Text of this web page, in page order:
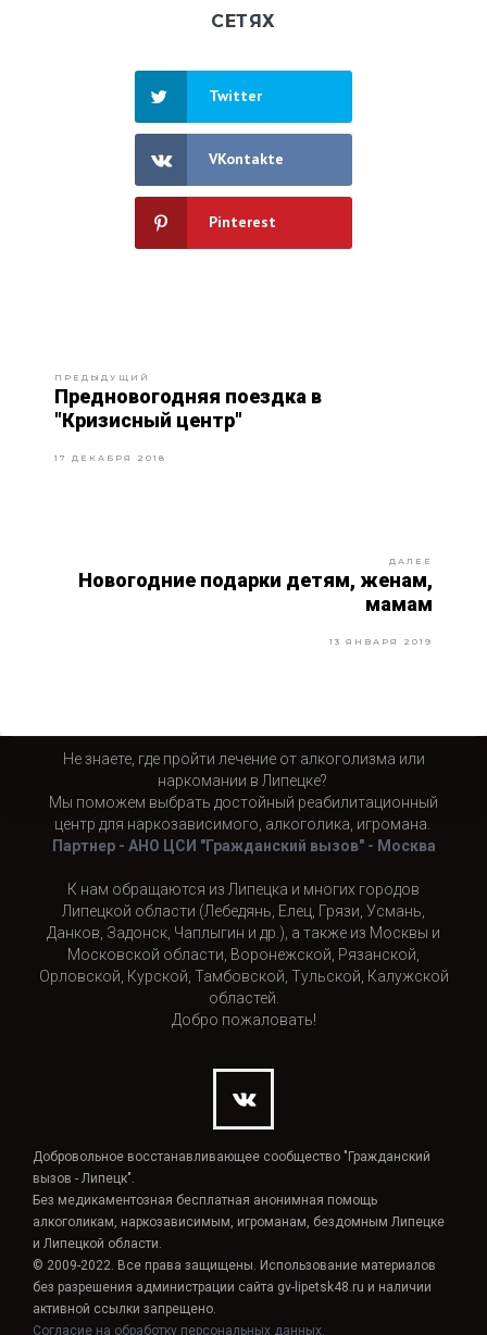
СЕТЯХ
Twitter
VKontakte
Pinterest
ПРЕДЫДУЩИЙ
Предновогодняя поездка в
"Кризисный центр"
17 ДЕКАБРЯ 2018
ДАЛЕЕ
Новогодние подарки детям, женам,
мамам
13 ЯНВАРЯ 2019
Не знаете, где пройти лечение от алкоголизма или
наркомании в Липецке?
Мы поможем выбрать достойный реабилитационный
центр для наркозависимого, алкоголика, игромана.
Партнер - АНО ЦСИ "Гражданский вызов" - Москва
К нам обращаются из Липецка и многих городов
Липецкой области (Лебедянь, Елец, Грязи, Усмань,
Данков, Задонск, Чаплыгин и др.), а также из Москвы и
Московской области, Воронежской, Рязанской,
Орловской, Курской, Тамбовской, Тульской, Калужской
областей.
Добро пожаловать!
Добровольное восстанавливающее сообщество "Гражданский
вызов - Липецк".
Без медикаментозная бесплатная анонимная помощь
алкоголикам, наркозависимым, игроманам, бездомным Липецке
и Липецкой области.
© 2009-2022. Все права защищены. Использование материалов
без разрешения администрации сайта gv-lipetsk48.ru и наличии
активной ссылки запрещено.
Согласие на обработку персональных данных.